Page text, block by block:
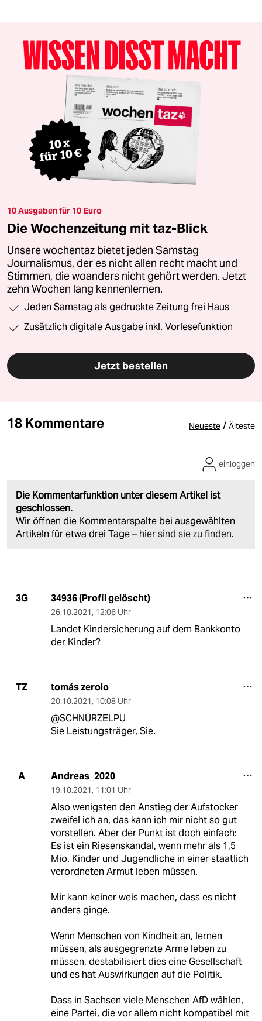
10 Ausgaben für 10 Euro
Die Wochenzeitung mit taz-Blick
Unsere wochentaz bietet jeden Samstag
Journalismus, der es nicht allen recht macht und
Stimmen, die woanders nicht gehört werden. Jetzt
zehn Wochen lang kennenlernen.
Jeden Samstag als gedruckte Zeitung frei Haus
Zusätzlich digitale Ausgabe inkl. Vorlesefunktion
Jetzt bestellen
18 Kommentare Neueste / Älteste
Die Kommentarfunktion unter diesem Artikel ist
geschlossen.
Wir öffnen die Kommentarspalte bei ausgewählten
Artikeln für etwa drei Tage – hier sind sie zu finden.
einloggen
3G 34936 (Profil gelöscht)
26.10.2021, 12:06 Uhr
Landet Kindersicherung auf dem Bankkonto
der Kinder?
TZ tomás zerolo
20.10.2021, 10:08 Uhr
@SCHNURZELPU
Sie Leistungsträger, Sie.
A Andreas_2020
19.10.2021, 11:01 Uhr
Also wenigsten den Anstieg der Aufstocker
zweifel ich an, das kann ich mir nicht so gut
vorstellen. Aber der Punkt ist doch einfach:
Es ist ein Riesenskandal, wenn mehr als 1,5
Mio. Kinder und Jugendliche in einer staatlich
verordneten Armut leben müssen.
Mir kann keiner weis machen, dass es nicht
anders ginge.
Wenn Menschen von Kindheit an, lernen
müssen, als ausgegrenzte Arme leben zu
müssen, destabilisiert dies eine Gesellschaft
und es hat Auswirkungen auf die Politik.
Dass in Sachsen viele Menschen AfD wählen,
eine Partei, die vor allem nicht kompatibel mit